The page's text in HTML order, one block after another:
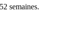
semaines.